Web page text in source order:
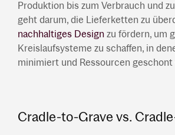
Produktion bis zum Verbrauch und
geht darum, die Lieferketten zu
nachhaltiges Design zu fördern, um
Kreislaufsysteme zu schaffen, in
minimiert und Ressourcen geschont
Cradle-to-Grave vs.